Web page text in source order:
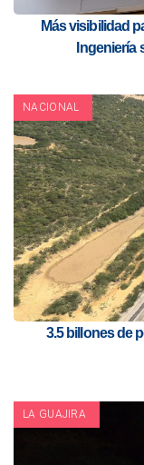
Más visibilidad
Ingeniería
NACIONAL
3.5 billones de
LA GUAJIRA